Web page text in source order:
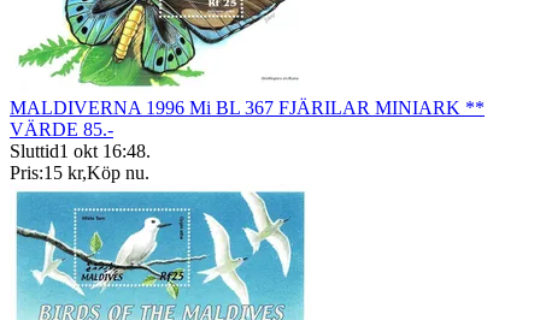
MALDIVERNA 1996 Mi BL 367 FJÄRILAR MINIARK **
VÄRDE 85.-
Sluttid1 okt 16:48.
Pris:15 kr,Köp nu.